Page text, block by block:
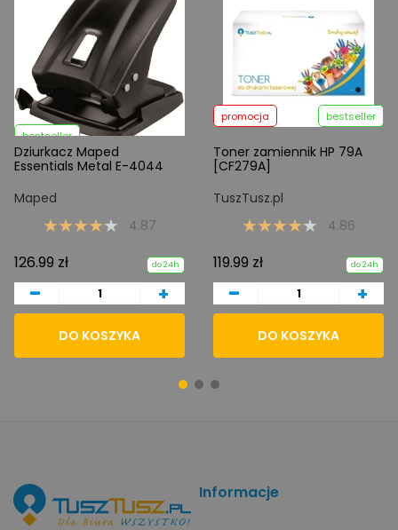
bestseller
Dziurkacz Maped
Essentials Metal E-4044
Maped
4.87
126.99 zł do 24h
- +
DO KOSZYKA
promocja bestseller
Toner zamiennik HP 79A
[CF279A]
TuszTusz.pl
4.86
119.99 zł do 24h
- +
DO KOSZYKA
Informacje